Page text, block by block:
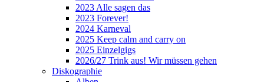
2023 Alle sagen das
2023 Forever!
2024 Karneval
2025 Keep calm and carry on
2025 Einzelgigs
2026/27 Trink aus! Wir müssen gehen
Diskographie